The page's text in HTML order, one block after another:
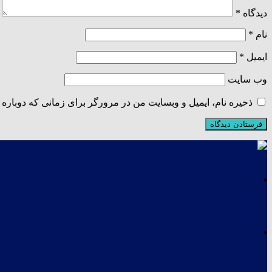
دیدگاه *
نام *
ایمیل *
وب‌ سایت
ذخیره نام، ایمیل و وبسایت من در مرورگر برای زمانی که